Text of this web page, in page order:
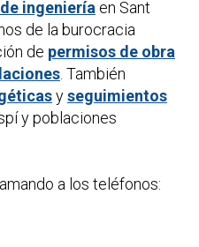
ingeniería en Sant
de la burocracia
de permisos de obra
. También
yseguimientos
y poblaciones
a los teléfonos: